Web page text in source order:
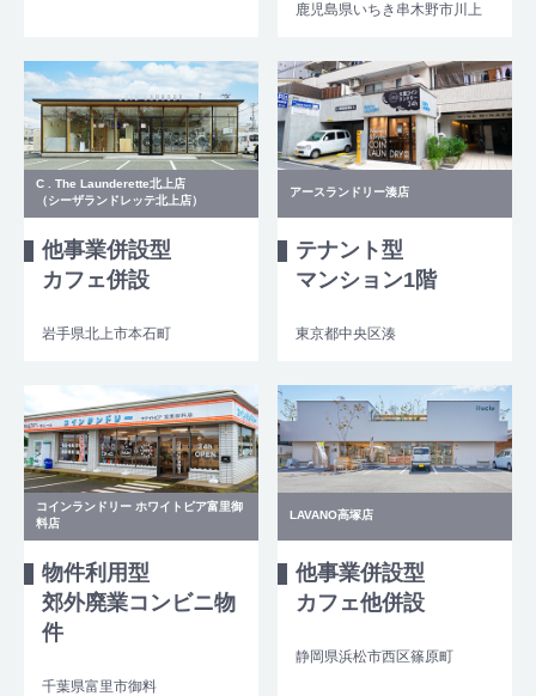
鹿児島県いちき串木野市川上
C . The Launderette北上店
（シーザランドレッテ北上店）
他事業併設型
カフェ併設
岩手県北上市本石町
アースランドリー湊店
テナント型
マンション1階
東京都中央区湊
コインランドリー ホワイトピア富里御
料店
物件利用型
郊外廃業コンビニ物
件
千葉県富里市御料
LAVANO高塚店
他事業併設型
カフェ他併設
静岡県浜松市西区篠原町